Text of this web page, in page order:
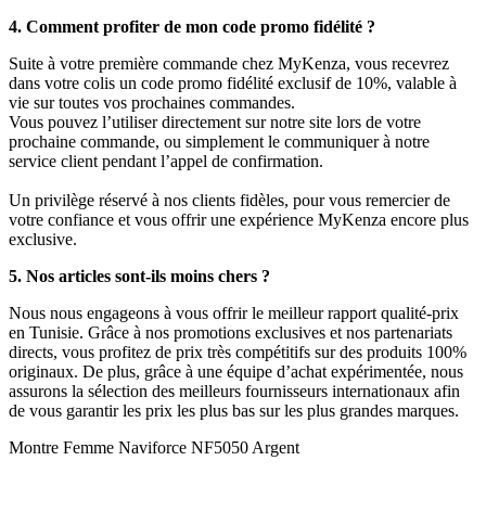
4. Comment profiter de mon code promo fidélité ?
Suite à votre première commande chez MyKenza, vous recevrez
dans votre colis un code promo fidélité exclusif de 10%, valable à
vie sur toutes vos prochaines commandes.
Vous pouvez l’utiliser directement sur notre site lors de votre
prochaine commande, ou simplement le communiquer à notre
service client pendant l’appel de confirmation.
Un privilège réservé à nos clients fidèles, pour vous remercier de
votre confiance et vous offrir une expérience MyKenza encore plus
exclusive.
5. Nos articles sont-ils moins chers ?
Nous nous engageons à vous offrir le meilleur rapport qualité-prix
en Tunisie. Grâce à nos promotions exclusives et nos partenariats
directs, vous profitez de prix très compétitifs sur des produits 100%
originaux. De plus, grâce à une équipe d’achat expérimentée, nous
assurons la sélection des meilleurs fournisseurs internationaux afin
de vous garantir les prix les plus bas sur les plus grandes marques.
Montre Femme Naviforce NF5050 Argent